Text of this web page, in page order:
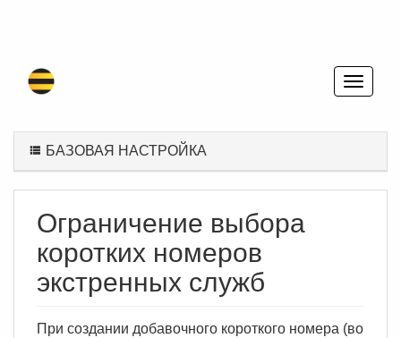
БАЗОВАЯ НАСТРОЙКА
Ограничение выбора
коротких номеров
экстренных служб
При создании добавочного короткого номера (во